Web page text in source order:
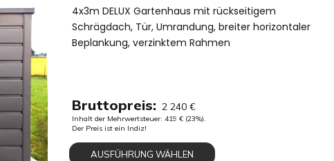
4x3m DELUX Gartenhaus mit rückseitigem
Schrägdach, Tür, Umrandung, breiter horizontaler
Beplankung, verzinktem Rahmen
Bruttopreis: 2 240 €
Inhalt der Mehrwertsteuer: 419 € (23%).
Der Preis ist ein Indiz!
AUSFÜHRUNG WÄHLEN